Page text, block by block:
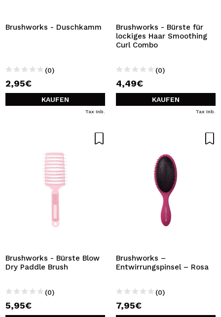
Durch die Erstellung eines Kontos bei Maquillalia.de
können Sie Ihre Einkäufe schnell tätigen, den Status Ihrer
BENUTZERKONTO ERSTELLEN
Brushworks - Duschkamm
(0)
2,95€
KAUFEN
Tax Inb.
Brushworks - Bürste für
lockiges Haar Smoothing
Curl Combo
(0)
4,49€
KAUFEN
Tax Inb.
Brushworks - Bürste Blow
Dry Paddle Brush
(0)
5,95€
Brushworks –
Entwirrungspinsel – Rosa
(0)
7,95€